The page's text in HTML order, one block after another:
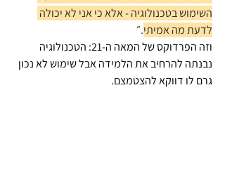
השימוש בטכנולוגיה - אלא כי אני לא יכולה
לדעת מה אמיתי.״
וזה הפרדוקס של המאה ה-21: הטכנולוגיה
נבנתה להרחיב את הלמידה אבל שימוש לא נכון
גרם לו דווקא להצטמצם.